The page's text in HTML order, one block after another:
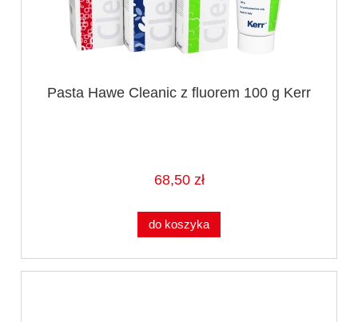
Pasta Hawe Cleanic z fluorem 100 g Kerr
68,50 zł
do koszyka